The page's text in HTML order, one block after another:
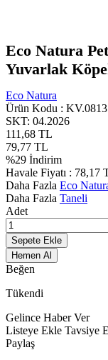
Eco Natura
Yuvarlak
Eco Natura
Ürün Kodu :
SKT: 04.2026
111,68 TL
79,77 TL
%29 İndirim
Havale Fiyatı : 78,17
Daha Fazla Eco
Daha Fazla Taneli
Adet
Sepete Ekle
Hemen Al
Beğen
Tükendi
Gelince Haber Ver
Listeye Ekle Tavsiye
Paylaş